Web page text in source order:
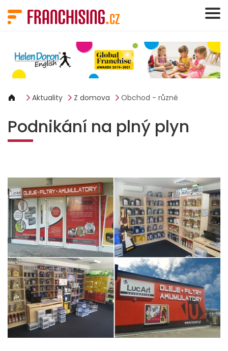
Aktuality Z domova Obchod - různé
Podnikání na plný plyn